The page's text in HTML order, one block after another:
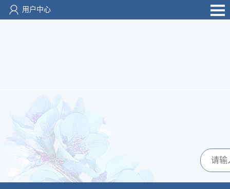
用户中心